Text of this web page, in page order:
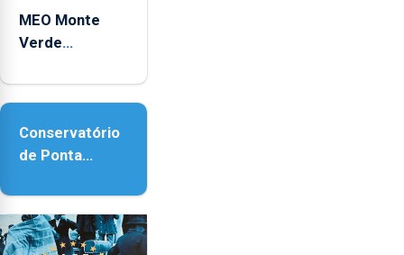
Coliseu
Micaelense
MEO Monte
Verde
reforço da
Conservatório
de Ponta
contar com
novos
instrumentos